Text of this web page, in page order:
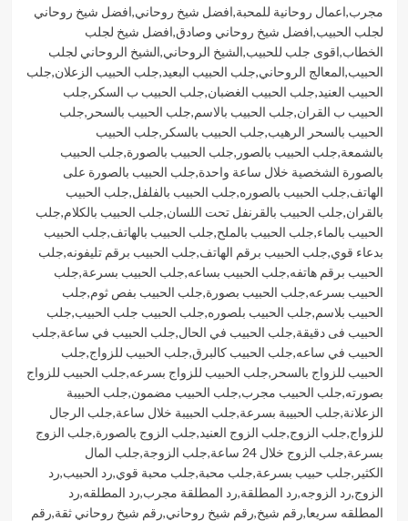
مجرب,اعمال روحانية للمحبة,افضل شيخ روحاني,افضل شيخ روحاني
لجلب الحبيب,افضل شيخ روحاني وصادق,افضل شيخ لجلب
الخطاب,اقوى جلب للحبيب,الشيخ الروحاني,الشيخ الروحاني لجلب
الحبيب,المعالج الروحاني,جلب الحبيب البعيد,جلب الحبيب الزعلان,جلب
الحبيب العنيد,جلب الحبيب الغضبان,جلب الحبيب ب السكر ,جلب
الحبيب ب القران,جلب الحبيب بالاسم,جلب الحبيب بالسحر ,جلب
الحبيب بالسحر الرهيب,جلب الحبيب بالسكر ,جلب الحبيب
بالشمعة,جلب الحبيب بالصور ,جلب الحبيب بالصورة,جلب الحبيب
بالصورة الشخصية خلال ساعة واحدة,جلب الحبيب بالصورة على
الهاتف,جلب الحبيب بالصوره,جلب الحبيب بالفلفل,جلب الحبيب
بالقران,جلب الحبيب بالقرنفل تحت اللسان,جلب الحبيب بالكلام,جلب
الحبيب بالماء,جلب الحبيب بالملح,جلب الحبيب بالهاتف,جلب الحبيب
بدعاء قوي,جلب الحبيب برقم الهاتف,جلب الحبيب برقم تليفونه,جلب
الحبيب برقم هاتفه,جلب الحبيب بساعه,جلب الحبيب بسرعة,جلب
الحبيب بسرعه,جلب الحبيب بصورة,جلب الحبيب بفص ثوم,جلب
الحبيب بلاسم,جلب الحبيب بلصوره,جلب الحبيب جلب الحبيب,جلب
الحبيب فى دقيقة,جلب الحبيب في الحال,جلب الحبيب في ساعة,جلب
الحبيب في ساعه,جلب الحبيب كالبرق,جلب الحبيب للزواج,جلب
الحبيب للزواج بالسحر ,جلب الحبيب للزواج بسرعه,جلب الحبيب للزواج
بصورته,جلب الحبيب مجرب,جلب الحبيب مضمون,جلب الحبيبة
الزعلانة,جلب الحبيبة بسرعة,جلب الحبيبة خلال ساعة,جلب الرجال
للزواج,جلب الزوج,جلب الزوج العنيد,جلب الزوج بالصورة,جلب الزوج
بسرعة,جلب الزوج خلال 24 ساعة ,جلب الزوجة,جلب المال
الكثير ,جلب حبيب بسرعة,جلب محبة,جلب محبة قوي,رد الحبيب,رد
الزوج,رد الزوجه,رد المطلقة,رد المطلقة مجرب,رد المطلقه,رد
المطلقه سريعا,رقم شيخ,رقم شيخ روحاني,رقم شيخ روحاني ثقة,رقم